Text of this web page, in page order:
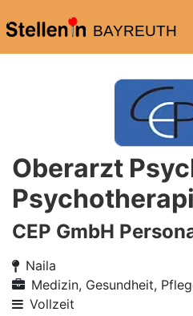
BAYREUTH
Oberarzt
CEP GmbH
Naila
Medizin, Gesundheit,
Vollzeit